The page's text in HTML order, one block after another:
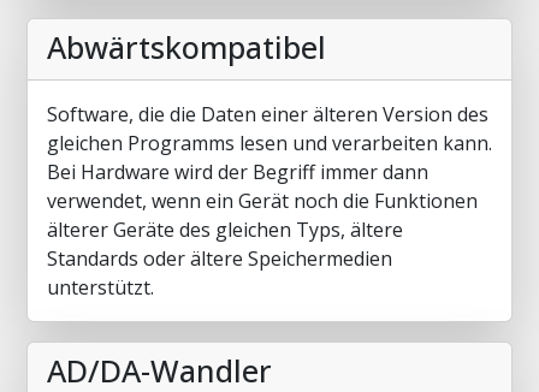
Abwärtskompatibel
Software, die die Daten einer älteren Version des
gleichen Programms lesen und verarbeiten kann.
Bei Hardware wird der Begriff immer dann
verwendet, wenn ein Gerät noch die Funktionen
älterer Geräte des gleichen Typs, ältere
Standards oder ältere Speichermedien
unterstützt.
AD/DA-Wandler